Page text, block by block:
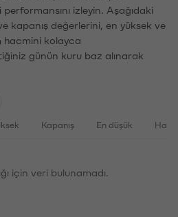
izleyin. Aşağıdaki
kapanış değerlerini, en yüksek ve
hacmini kolayca
günün kuru baz alınarak
Kapanış En düşük
için veri bulunamadı.